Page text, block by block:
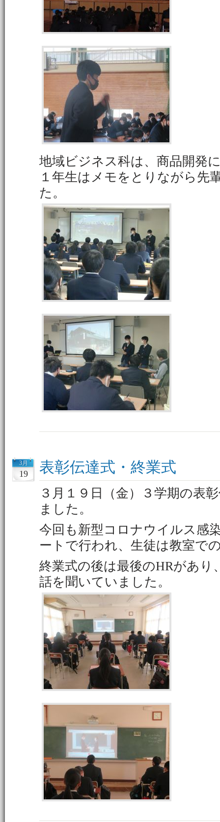
地域ビジネス科は、商品開発
１年生はメモをとりながら先
た。
3月
19 表彰伝達式・終業式
３月１９日（金）３学期の表
ました。
今回も新型コロナウイルス感
ートで行われ、生徒は教室で
終業式の後は最後のHRがあり
話を聞いていました。